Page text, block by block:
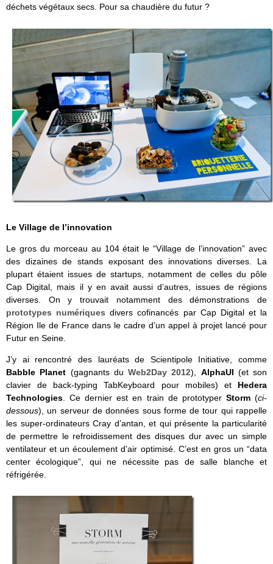
déchets végétaux secs. Pour sa chaudière du futur ?
Le Village de l’innovation
Le gros du morceau au 104 était le “Village de l’innovation” avec
des dizaines de stands exposant des innovations diverses. La
plupart étaient issues de startups, notamment de celles du pôle
Cap Digital, mais il y en avait aussi d’autres, issues de régions
diverses. On y trouvait notamment des démonstrations de
prototypes numériques divers cofinancés par Cap Digital et la
Région Ile de France dans le cadre d’un appel à projet lancé pour
Futur en Seine.
J’y ai rencontré des lauréats de Scientipole Initiative, comme
Babble Planet (gagnants du Web2Day 2012), AlphaUI (et son
clavier de back-typing TabKeyboard pour mobiles) et Hedera
Technologies . Ce dernier est en train de prototyper Storm(ci-
dessous), un serveur de données sous forme de tour qui rappelle
les super-ordinateurs Cray d’antan, et qui présente la particularité
de permettre le refroidissement des disques dur avec un simple
ventilateur et un écoulement d’air optimisé. C’est en gros un “data
center écologique”, qui ne nécessite pas de salle blanche et
réfrigérée.